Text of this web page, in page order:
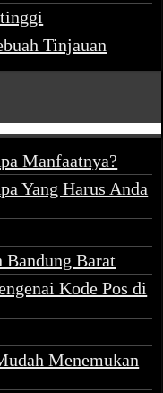
Tinjauan
Manfaatnya?
Yang Harus Anda
Bandung Barat
Kode Pos di
Menemukan